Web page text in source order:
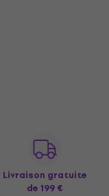
Livraison gratuite
de 199 €